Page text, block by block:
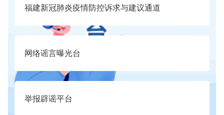
福建新冠肺炎疫情防控诉求与建议通道
网络谣言曝光台
举报辟谣平台